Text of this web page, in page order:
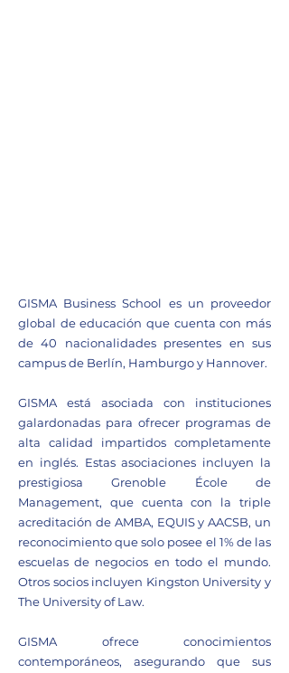
GISMA Business School es un proveedor
global de educación que cuenta con más
de 40 nacionalidades presentes en sus
campus de Berlín, Hamburgo y Hannover.
GISMA está asociada con instituciones
galardonadas para ofrecer programas de
alta calidad impartidos completamente
en inglés. Estas asociaciones incluyen la
prestigiosa Grenoble École de
Management, que cuenta con la triple
acreditación de AMBA, EQUIS y AACSB, un
reconocimiento que solo posee el 1% de las
escuelas de negocios en todo el mundo.
Otros socios incluyen Kingston University y
The University of Law.
GISMA ofrece conocimientos
contemporáneos, asegurando que sus